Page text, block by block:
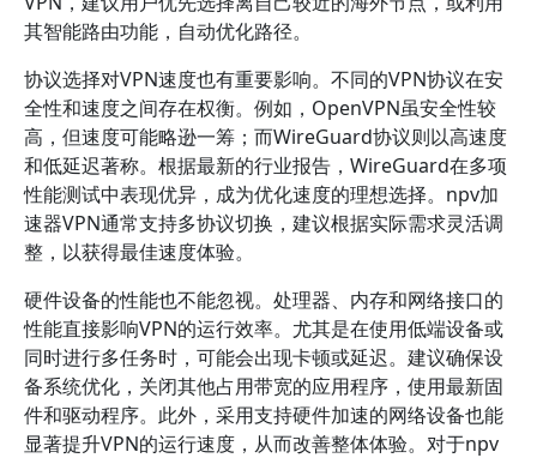
其智能路由功能，自动优化路径。
协议选择对VPN速度也有重要影响。不同的VPN协议在安
全性和速度之间存在权衡。例如，OpenVPN虽安全性较
高，但速度可能略逊一筹；而WireGuard协议则以高速度
和低延迟著称。根据最新的行业报告，WireGuard在多项
性能测试中表现优异，成为优化速度的理想选择。npv加
速器VPN通常支持多协议切换，建议根据实际需求灵活调
整，以获得最佳速度体验。
硬件设备的性能也不能忽视。处理器、内存和网络接口的
性能直接影响VPN的运行效率。尤其是在使用低端设备或
同时进行多任务时，可能会出现卡顿或延迟。建议确保设
备系统优化，关闭其他占用带宽的应用程序，使用最新固
件和驱动程序。此外，采用支持硬件加速的网络设备也能
显著提升VPN的运行速度，从而改善整体体验。对于npv